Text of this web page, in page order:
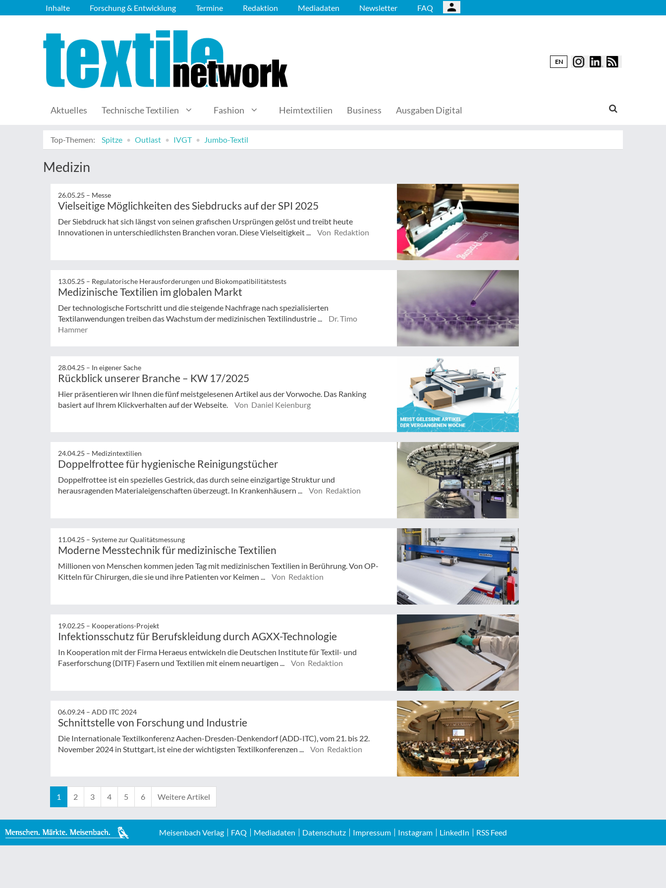
Inhalte Forschung & Entwicklung Termine Redaktion Mediadaten Newsletter FAQ
EN
Aktuelles Technische Textilien Fashion Heimtextilien Business Ausgaben Digital
Top-Themen: Spitze Outlast IVGT Jumbo-Textil
Medizin
26.05.25 – Messe
Vielseitige Möglichkeiten des Siebdrucks auf der SPI 2025
Der Siebdruck hat sich längst von seinen grafischen Ursprüngen gelöst und treibt heute
Innovationen in unterschiedlichsten Branchen voran. Diese Vielseitigkeit ...
Von Redaktion
13.05.25 – Regulatorische Herausforderungen und Biokompatibilitätstests
Medizinische Textilien im globalen Markt
Der technologische Fortschritt und die steigende Nachfrage nach spezialisierten
Textilanwendungen treiben das Wachstum der medizinischen Textilindustrie ...
Dr. Timo
Hammer
28.04.25 – In eigener Sache
Rückblick unserer Branche – KW 17/2025
Hier präsentieren wir Ihnen die fünf meistgelesenen Artikel aus der Vorwoche. Das Ranking
basiert auf Ihrem Klickverhalten auf der Webseite.
Von Daniel Keienburg
24.04.25 – Medizintextilien
Doppelfrottee für hygienische Reinigungstücher
Doppelfrottee ist ein spezielles Gestrick, das durch seine einzigartige Struktur und
herausragenden Materialeigenschaften überzeugt. In Krankenhäusern ...
Von Redaktion
11.04.25 – Systeme zur Qualitätsmessung
Moderne Messtechnik für medizinische Textilien
Millionen von Menschen kommen jeden Tag mit medizinischen Textilien in Berührung. Von OP-
Kitteln für Chirurgen, die sie und ihre Patienten vor Keimen ...
Von Redaktion
19.02.25 – Kooperations-Projekt
Infektionsschutz für Berufskleidung durch AGXX-Technologie
In Kooperation mit der Firma Heraeus entwickeln die Deutschen Institute für Textil- und
Faserforschung (DITF) Fasern und Textilien mit einem neuartigen ...
Von Redaktion
06.09.24 – ADD ITC 2024
Schnittstelle von Forschung und Industrie
Die Internationale Textilkonferenz Aachen-Dresden-Denkendorf (ADD-ITC), vom 21. bis 22.
November 2024 in Stuttgart, ist eine der wichtigsten Textilkonferenzen ...
Von Redaktion
1 2 3 4 5 6 Weitere Artikel
Meisenbach Verlag FAQ Mediadaten Datenschutz Impressum Instagram LinkedIn RSS Feed